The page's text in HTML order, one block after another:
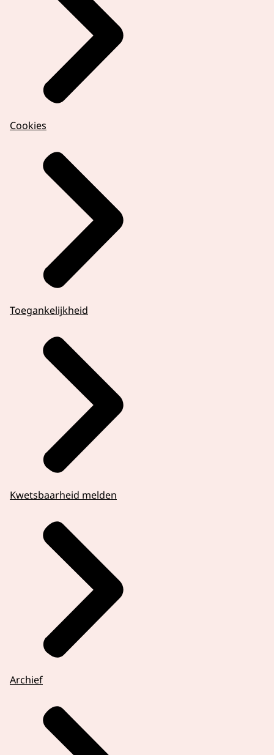
Cookies
Toegankelijkheid
Kwetsbaarheid melden
Archief